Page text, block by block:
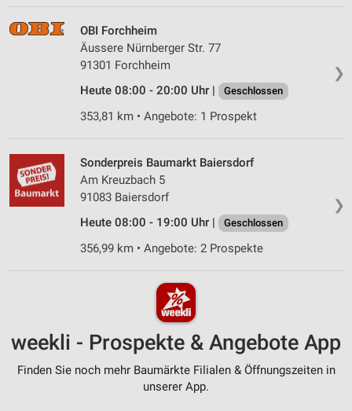
❯
OBI Forchheim
Äussere Nürnberger Str. 77
91301 Forchheim
Heute 08:00 - 20:00 Uhr |
Geschlossen
353,81 km • Angebote: 1 Prospekt
❯
Sonderpreis Baumarkt Baiersdorf
Am Kreuzbach 5
91083 Baiersdorf
Heute 08:00 - 19:00 Uhr |
Geschlossen
356,99 km • Angebote: 2 Prospekte
weekli - Prospekte & Angebote App
Finden Sie noch mehr Baumärkte Filialen & Öffnungszeiten in
unserer App.